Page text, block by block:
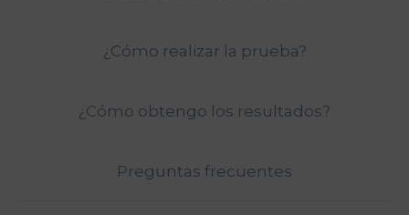
¿Cómo realizar la prueba?
¿Cómo obtengo los resultados?
Preguntas frecuentes